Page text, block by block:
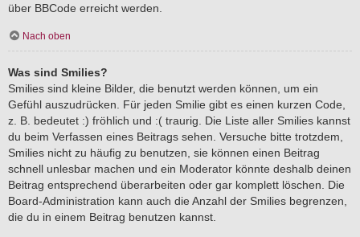
über BBCode erreicht werden.
Nach oben
Was sind Smilies?
Smilies sind kleine Bilder, die benutzt werden können, um ein
Gefühl auszudrücken. Für jeden Smilie gibt es einen kurzen Code,
z. B. bedeutet :) fröhlich und :( traurig. Die Liste aller Smilies kannst
du beim Verfassen eines Beitrags sehen. Versuche bitte trotzdem,
Smilies nicht zu häufig zu benutzen, sie können einen Beitrag
schnell unlesbar machen und ein Moderator könnte deshalb deinen
Beitrag entsprechend überarbeiten oder gar komplett löschen. Die
Board-Administration kann auch die Anzahl der Smilies begrenzen,
die du in einem Beitrag benutzen kannst.